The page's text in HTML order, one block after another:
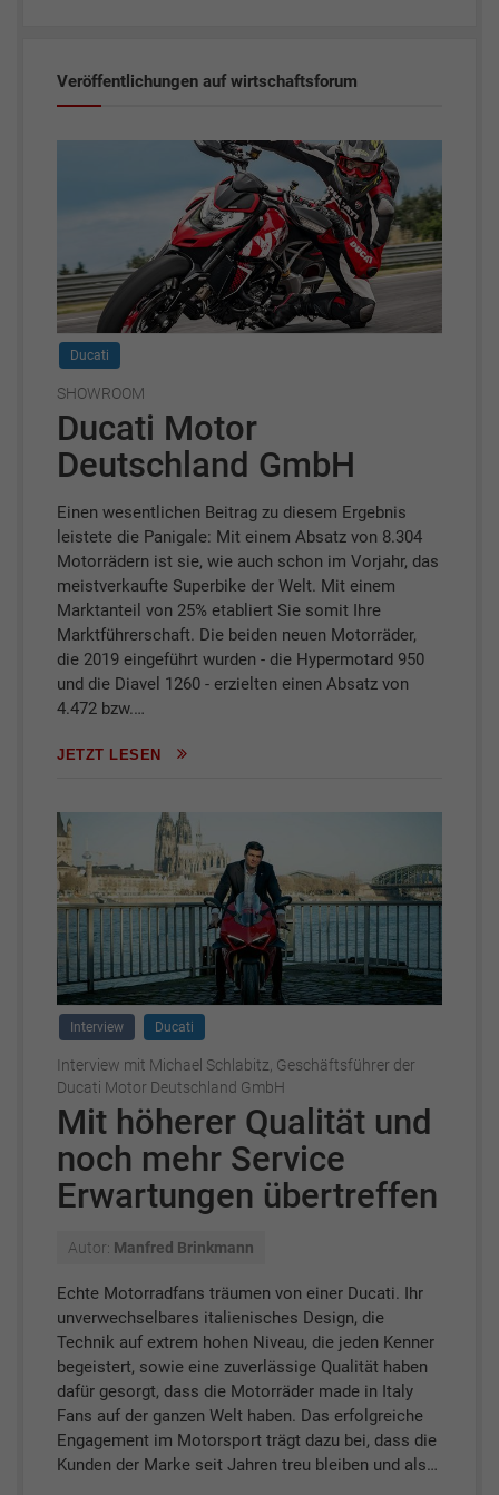
Veröffentlichungen auf wirtschaftsforum
Ducati
SHOWROOM
Ducati Motor
Deutschland GmbH
Einen wesentlichen Beitrag zu diesem Ergebnis
leistete die Panigale: Mit einem Absatz von 8.304
Motorrädern ist sie, wie auch schon im Vorjahr, das
meistverkaufte Superbike der Welt. Mit einem
Marktanteil von 25% etabliert Sie somit Ihre
Marktführerschaft. Die beiden neuen Motorräder,
die 2019 eingeführt wurden - die Hypermotard 950
und die Diavel 1260 - erzielten einen Absatz von
4.472 bzw.…
JETZT LESEN
Interview Ducati
Interview mit Michael Schlabitz, Geschäftsführer der
Ducati Motor Deutschland GmbH
Mit höherer Qualität und
noch mehr Service
Erwartungen übertreffen
Autor: Manfred Brinkmann
Echte Motorradfans träumen von einer Ducati. Ihr
unverwechselbares italienisches Design, die
Technik auf extrem hohen Niveau, die jeden Kenner
begeistert, sowie eine zuverlässige Qualität haben
dafür gesorgt, dass die Motorräder made in Italy
Fans auf der ganzen Welt haben. Das erfolgreiche
Engagement im Motorsport trägt dazu bei, dass die
Kunden der Marke seit Jahren treu bleiben und als…